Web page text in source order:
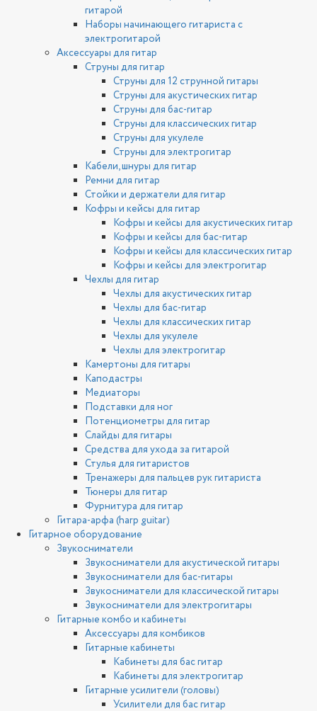
гитарой
Наборы начинающего гитариста с
электрогитарой
Аксессуары для гитар
Струны для гитар
Струны для 12 струнной гитары
Струны для акустических гитар
Струны для бас-гитар
Струны для классических гитар
Струны для укулеле
Струны для электрогитар
Кабели, шнуры для гитар
Ремни для гитар
Стойки и держатели для гитар
Кофры и кейсы для гитар
Кофры и кейсы для акустических гитар
Кофры и кейсы для бас-гитар
Кофры и кейсы для классических гитар
Кофры и кейсы для электрогитар
Чехлы для гитар
Чехлы для акустических гитар
Чехлы для бас-гитар
Чехлы для классических гитар
Чехлы для укулеле
Чехлы для электрогитар
Камертоны для гитары
Каподастры
Медиаторы
Подставки для ног
Потенциометры для гитар
Слайды для гитары
Средства для ухода за гитарой
Стулья для гитаристов
Тренажеры для пальцев рук гитариста
Тюнеры для гитар
Фурнитура для гитар
Гитара-арфа (harp guitar)
Гитарное оборудование
Звукосниматели
Звукосниматели для акустической гитары
Звукосниматели для бас-гитары
Звукосниматели для классической гитары
Звукосниматели для электрогитары
Гитарные комбо и кабинеты
Аксессуары для комбиков
Гитарные кабинеты
Кабинеты для бас гитар
Кабинеты для электрогитар
Гитарные усилители (головы)
Усилители для бас гитар